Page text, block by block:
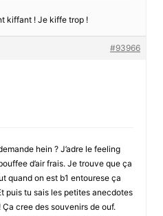
kiffant ! Je kiffe trop !
#93966
hein ? J’adre le feeling
d’air frais. Je trouve que ça
quand on est b1 entourese ça
puis tu sais les petites anecdotes
cree des souvenirs de ouf.